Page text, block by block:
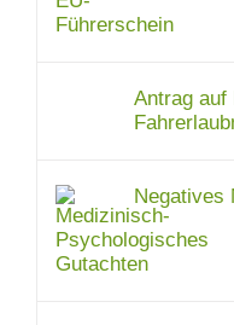
Antrag auf
Negatives